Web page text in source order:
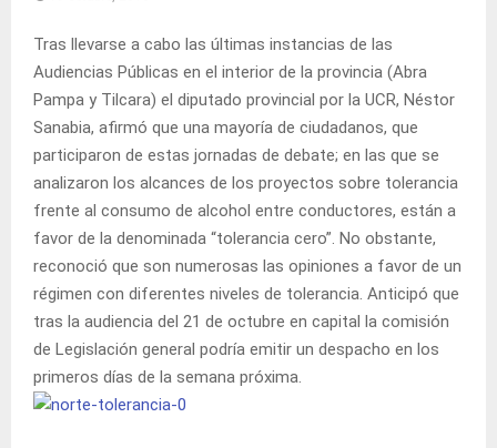
Tras llevarse a cabo las últimas instancias de las
Audiencias Públicas en el interior de la provincia (Abra
Pampa y Tilcara) el diputado provincial por la UCR, Néstor
Sanabia, afirmó que una mayoría de ciudadanos, que
participaron de estas jornadas de debate; en las que se
analizaron los alcances de los proyectos sobre tolerancia
frente al consumo de alcohol entre conductores, están a
favor de la denominada “tolerancia cero”. No obstante,
reconoció que son numerosas las opiniones a favor de un
régimen con diferentes niveles de tolerancia. Anticipó que
tras la audiencia del 21 de octubre en capital la comisión
de Legislación general podría emitir un despacho en los
primeros días de la semana próxima.